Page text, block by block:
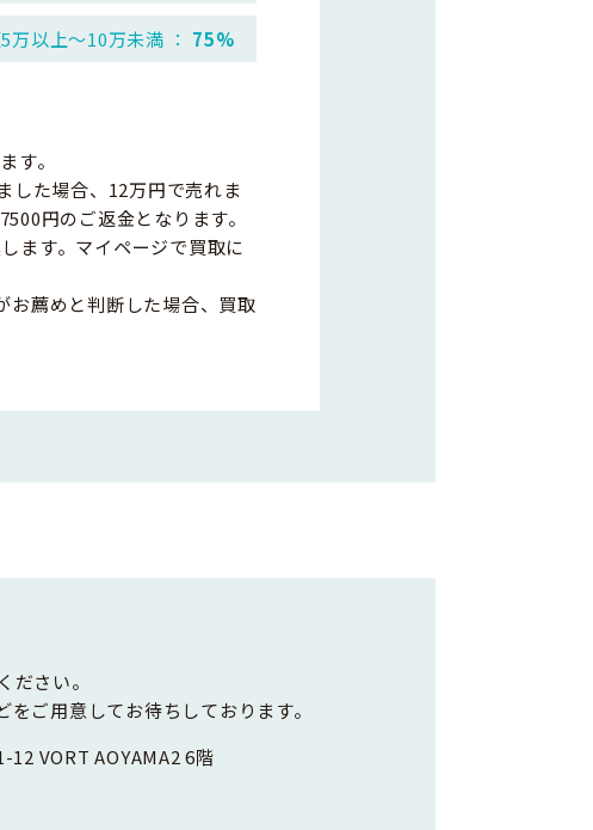
万以上～10万未満 ： 75%
す。
した場合、12万円で売れま
円のご返金となります。
ます。マイページで買取に
薦めと判断した場合、買取
さい。
ご用意してお待ちしております。
12 VORT AOYAMA2 6階